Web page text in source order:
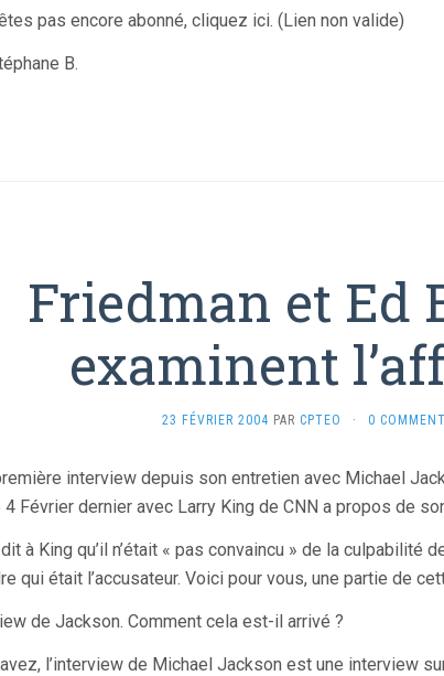
pas encore abonné, cliquez ici. (Lien non valide)
B.
Friedman et Ed
examinent
23 FÉVRIER 2004 PAR CPTEO · 0
interview depuis son entretien avec Michael
Février dernier avec Larry King de CNN a propos de
à King qu’il n’était « pas convaincu » de la culpabilité
qui était l’accusateur. Voici pour vous, une partie de
de Jackson. Comment cela est-il arrivé ?
l’interview de Michael Jackson est une interview